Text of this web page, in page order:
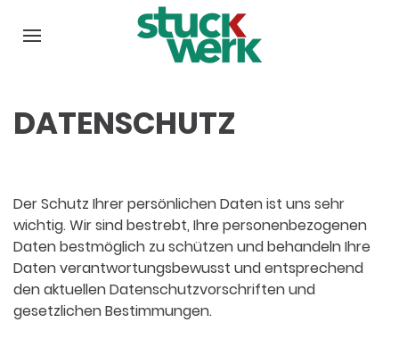
DATENSCHUTZ
Der Schutz Ihrer persönlichen Daten ist uns sehr
wichtig. Wir sind bestrebt, Ihre personenbezogenen
Daten bestmöglich zu schützen und behandeln Ihre
Daten verantwortungsbewusst und entsprechend
den aktuellen Datenschutzvorschriften und
gesetzlichen Bestimmungen.